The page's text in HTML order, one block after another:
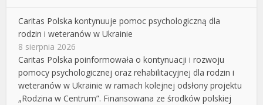
Caritas Polska kontynuuje pomoc psychologiczną dla
rodzin i weteranów w Ukrainie
8 sierpnia 2026
Caritas Polska poinformowała o kontynuacji i rozwoju
pomocy psychologicznej oraz rehabilitacyjnej dla rodzin i
weteranów w Ukrainie w ramach kolejnej odsłony projektu
„Rodzina w Centrum”. Finansowana ze środków polskiej